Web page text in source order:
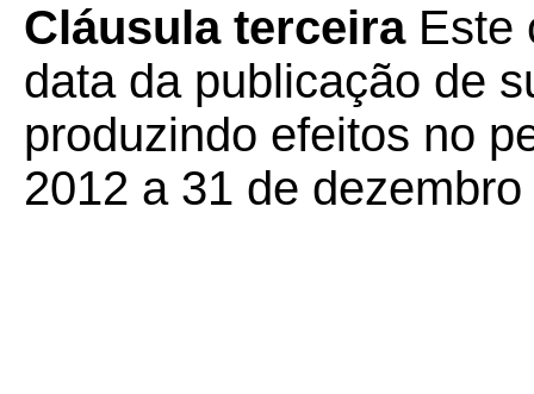
Cláusula terceiraEste
data da publicação de
produzindo efeitos no
2012 a 31 de